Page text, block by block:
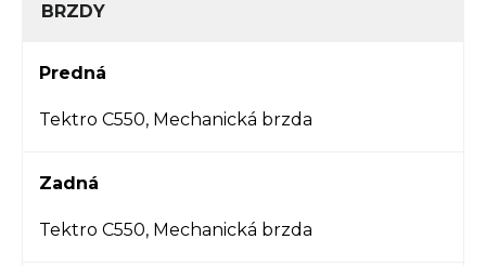
BRZDY
Predná
Tektro C550, Mechanická brzda
Zadná
Tektro C550, Mechanická brzda